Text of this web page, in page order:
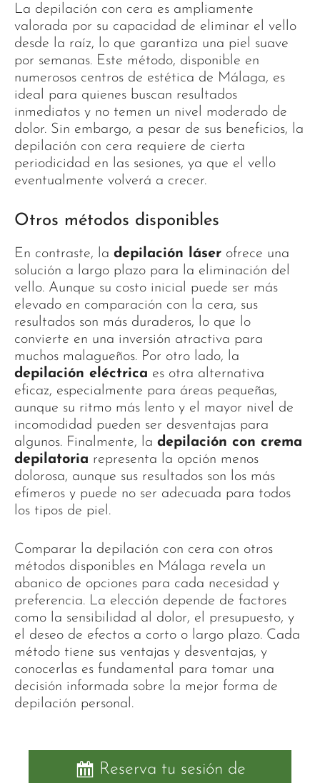
La depilación con cera es ampliamente
valorada por su capacidad de eliminar el vello
desde la raíz, lo que garantiza una piel suave
por semanas. Este método, disponible en
numerosos centros de estética de Málaga, es
ideal para quienes buscan resultados
inmediatos y no temen un nivel moderado de
dolor. Sin embargo, a pesar de sus beneficios, la
depilación con cera requiere de cierta
periodicidad en las sesiones, ya que el vello
eventualmente volverá a crecer.
Otros métodos disponibles
En contraste, la depilación láser ofrece una
solución a largo plazo para la eliminación del
vello. Aunque su costo inicial puede ser más
elevado en comparación con la cera, sus
resultados son más duraderos, lo que lo
convierte en una inversión atractiva para
muchos malagueños. Por otro lado, la
depilación eléctrica es otra alternativa
eficaz, especialmente para áreas pequeñas,
aunque su ritmo más lento y el mayor nivel de
incomodidad pueden ser desventajas para
algunos. Finalmente, la depilación con crema
depilatoria representa la opción menos
dolorosa, aunque sus resultados son los más
efímeros y puede no ser adecuada para todos
los tipos de piel.
Comparar la depilación con cera con otros
métodos disponibles en Málaga revela un
abanico de opciones para cada necesidad y
preferencia. La elección depende de factores
como la sensibilidad al dolor, el presupuesto, y
el deseo de efectos a corto o largo plazo. Cada
método tiene sus ventajas y desventajas, y
conocerlas es fundamental para tomar una
decisión informada sobre la mejor forma de
depilación personal.
Reserva tu sesión de